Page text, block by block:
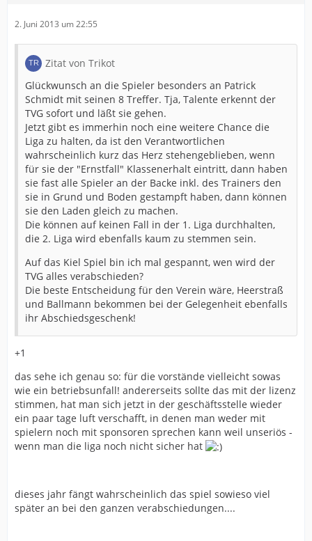
2. Juni 2013 um 22:55
Zitat von Trikot
Glückwunsch an die Spieler besonders an Patrick
Schmidt mit seinen 8 Treffer. Tja, Talente erkennt der
TVG sofort und läßt sie gehen.
Jetzt gibt es immerhin noch eine weitere Chance die
Liga zu halten, da ist den Verantwortlichen
wahrscheinlich kurz das Herz stehengeblieben, wenn
für sie der "Ernstfall" Klassenerhalt eintritt, dann haben
sie fast alle Spieler an der Backe inkl. des Trainers den
sie in Grund und Boden gestampft haben, dann können
sie den Laden gleich zu machen.
Die können auf keinen Fall in der 1. Liga durchhalten,
die 2. Liga wird ebenfalls kaum zu stemmen sein.
Auf das Kiel Spiel bin ich mal gespannt, wen wird der
TVG alles verabschieden?
Die beste Entscheidung für den Verein wäre, Heerstraß
und Ballmann bekommen bei der Gelegenheit ebenfalls
ihr Abschiedsgeschenk!
+1
das sehe ich genau so: für die vorstände vielleicht sowas
wie ein betriebsunfall! andererseits sollte das mit der lizenz
stimmen, hat man sich jetzt in der geschäftsstelle wieder
ein paar tage luft verschafft, in denen man weder mit
spielern noch mit sponsoren sprechen kann weil unseriös -
wenn man die liga noch nicht sicher hat
dieses jahr fängt wahrscheinlich das spiel sowieso viel
später an bei den ganzen verabschiedungen....